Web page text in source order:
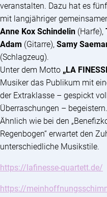
veranstalten. Dazu hat es
mit langjähriger
Anne Kox Schindelin (Harfe),
Adam (Gitarre), Samy
(Schlagzeug).
Unter dem Motto „LA
Musiker das Publikum mit
der Extraklasse – gespickt
Überraschungen – begeistern.
Ähnlich wie bei den
Regenbogen“ erwartet den
unterschiedliche Musikstile.
https://lafinesse-quartett.de/
https://